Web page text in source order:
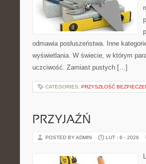
odmawia posłuszeństwa. Inne
wyświetlania. W świecie, w którym
uczciwość. Zamiast pustych […]
CATEGORIES: PRZYSZŁOŚĆ
PRZYJAŹŃ
POSTED BY ADMIN LUT - 6 - 2026